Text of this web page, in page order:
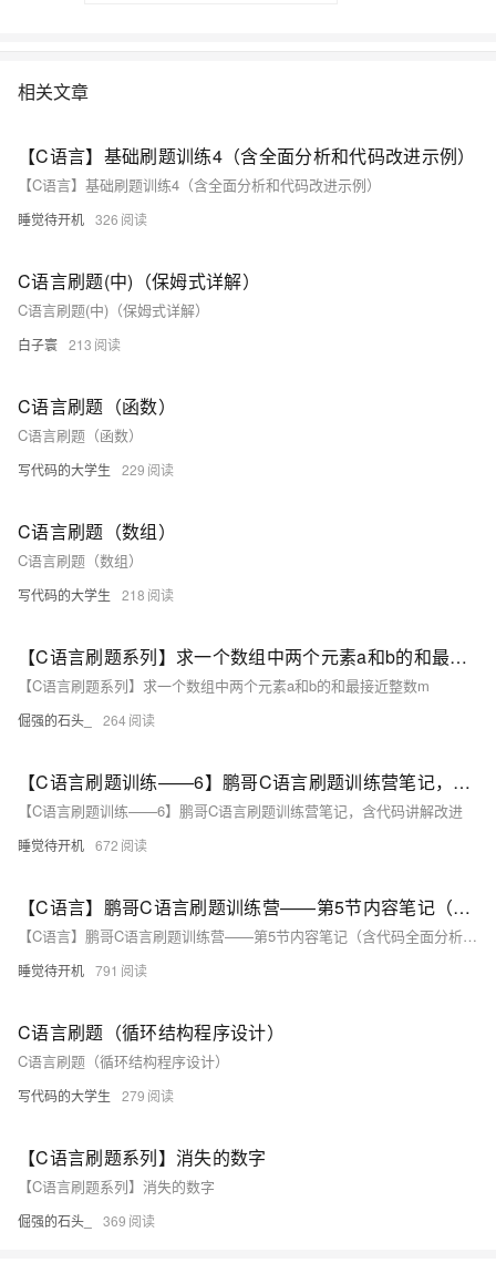
相关文章
【C语言】基础刷题训练4（含全面分析和代码改进示例）
【C语言】基础刷题训练4（含全面分析和代码改进示例）
睡觉待开机 326
C语言刷题(中)（保姆式详解）
C语言刷题(中)（保姆式详解）
白子寰 213
C语言刷题（函数）
C语言刷题（函数）
写代码的大学生 229
C语言刷题（数组）
C语言刷题（数组）
写代码的大学生 218
【C语言刷题系列】求一个数组中两个元素a和b的和最接近整数m
【C语言刷题系列】求一个数组中两个元素a和b的和最接近整数m
倔强的石头_ 264
【C语言刷题训练——6】鹏哥C语言刷题训练营笔记，含代码讲解改进
【C语言刷题训练——6】鹏哥C语言刷题训练营笔记，含代码讲解改进
睡觉待开机 672
【C语言】鹏哥C语言刷题训练营——第5节内容笔记（含代码全面分析和改进，讲解）
【C语言】鹏哥C语言刷题训练营——第5节内容笔记（含代码全面分析和改进，讲解）
睡觉待开机 791
C语言刷题（循环结构程序设计）
C语言刷题（循环结构程序设计）
写代码的大学生 279
【C语言刷题系列】消失的数字
【C语言刷题系列】消失的数字
倔强的石头_ 369